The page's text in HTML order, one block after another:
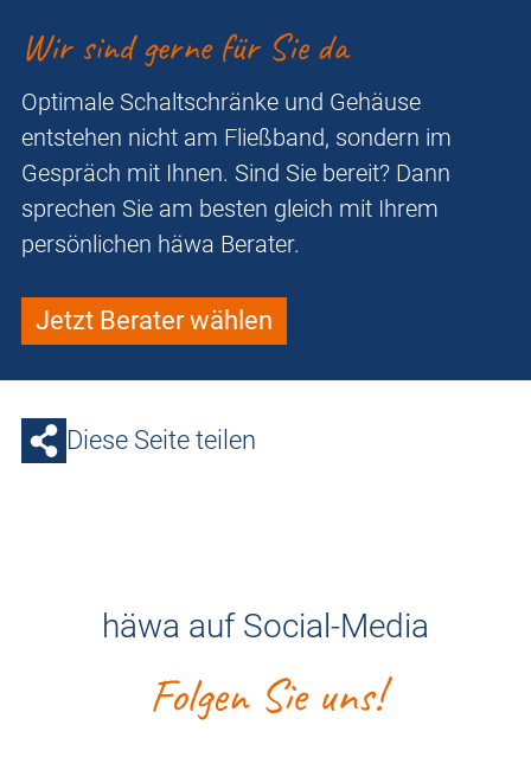
Wir sind gerne für Sie da
Optimale Schaltschränke und Gehäuse
entstehen nicht am Fließband, sondern im
Gespräch mit Ihnen. Sind Sie bereit? Dann
sprechen Sie am besten gleich mit Ihrem
persönlichen häwa Berater.
Jetzt Berater wählen
Diese Seite teilen
häwa auf Social-Media
Folgen Sie uns!